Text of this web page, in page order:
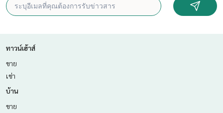
- Terminal 21 พระราม 3
- BTS สะพานตากสิน
สิ่งอำนวยความสะดวก
ทาวน์เฮ้าส์
ขาย
เช่า
บ้าน
ขาย